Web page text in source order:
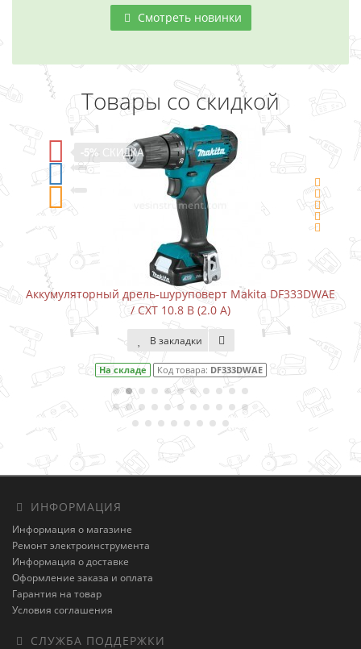
Смотреть новинки
Товары со скидкой
-5% СКИДКА
Аккумуляторный дрель-шуруповерт Makita DF333DWAE
/ CXT 10.8 В (2.0 А)
В закладки
На складе Код товара: DF333DWAE
ИНФОРМАЦИЯ
Информация о магазине
Ремонт электроинструмента
Информация о доставке
Оформление заказа и оплата
Гарантия на товар
Условия соглашения
СЛУЖБА ПОДДЕРЖКИ